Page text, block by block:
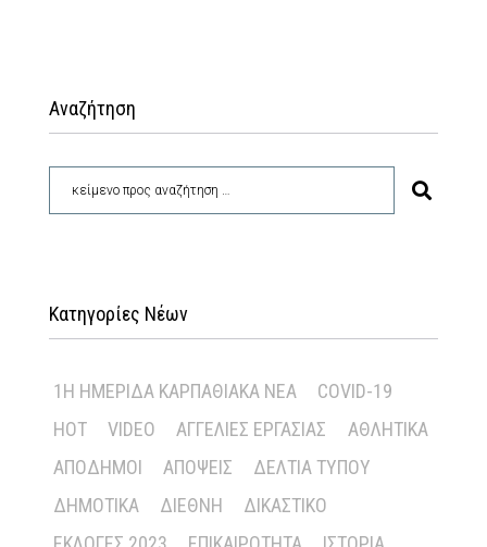
Αναζήτηση
Κατηγορίες Νέων
1Η ΗΜΕΡΊΔΑ ΚΑΡΠΑΘΙΑΚΆ ΝΈΑ
COVID-19
HOT
VIDEO ΑΓΓΕΛΊΕΣ ΕΡΓΑΣΊΑΣ
ΑΘΛΗΤΙΚΆ
ΑΠΌΔΗΜΟΙ
ΑΠΌΨΕΙΣ
ΔΕΛΤΊΑ ΤΎΠΟΥ
ΔΗΜΟΤΙΚΆ
ΔΙΕΘΝΉ
ΔΙΚΑΣΤΙΚΌ